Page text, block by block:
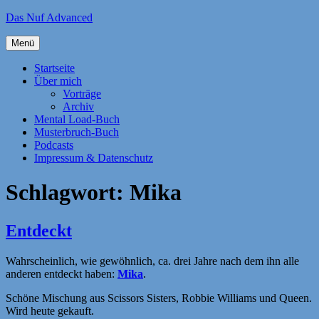
Zum
springen
Das Nuf Advanced
Menü
Startseite
Über mich
Vorträge
Archiv
Mental Load-Buch
Musterbruch-Buch
Podcasts
Impressum & Datenschutz
Schlagwort: Mika
Entdeckt
Wahrscheinlich, wie gewöhnlich, ca. drei Jahre nach dem ihn alle
anderen entdeckt haben: Mika.
Schöne Mischung aus Scissors Sisters, Robbie Williams und Queen.
Wird heute gekauft.